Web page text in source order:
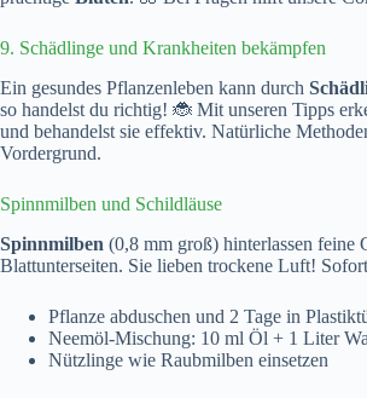
9. Schädlinge und Krankheiten bekämpfen
Ein gesundes Pflanzenleben kann durch
so handelst du richtig! 🐞 Mit unseren Tipps
und behandelst sie effektiv. Natürliche
Vordergrund.
Spinnmilben und Schildläuse
Spinnmilben (0,8 mm groß) hinterlassen feine
Blattunterseiten. Sie lieben trockene Luft!
Pflanze abduschen und 2 Tage in
Neemöl-Mischung: 10 ml Öl + 1 Liter
Nützlinge wie Raubmilben einsetzen